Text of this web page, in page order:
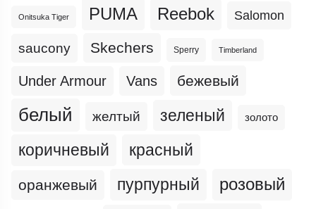
Onitsuka Tiger PUMA Reebok Salomon
saucony Skechers Sperry Timberland
Under Armour Vans бежевый
белый желтый зеленый золото
коричневый красный
оранжевый пурпурный розовый